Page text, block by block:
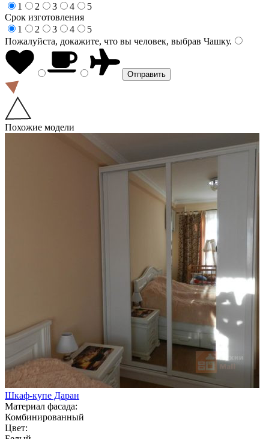
1
2 3 4
5
Срок изготовления
1
2 3 4
5
Пожалуйста, докажите, что вы человек, выбрав Чашку.
Похожие модели
Шкаф-купе Даран
Материал фасада:
Комбинированный
Цвет: